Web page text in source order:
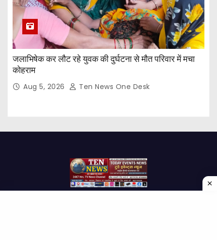
जलाभिषेक कर लौट रहे युवक की दुर्घटना से मौत परिवार में मचा
कोहराम
Aug 5, 2026 Ten News One Desk